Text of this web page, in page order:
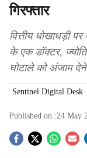
गिरफ्तार
वित्तीय धोखाधड़ी
के एक डॉक्टर,
घोटाले को अंजाम देने
Sentinel Digital Desk
Published on :24 May
S